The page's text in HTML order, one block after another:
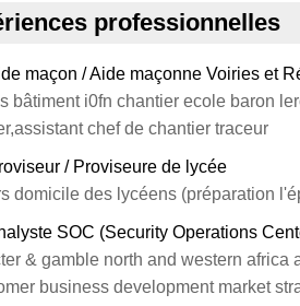
professionnelles
maçon / Aide maçonne Voiries et
bâtiment i0fn chantier ecole baron
chef de chantier traceur
/ Proviseure de lycée
domicile des lycéens (préparation
SOC (Security Operations
& gamble north and western
business development market